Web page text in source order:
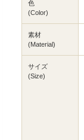
色
(Color)
素材
(Material)
サイズ
(Size)